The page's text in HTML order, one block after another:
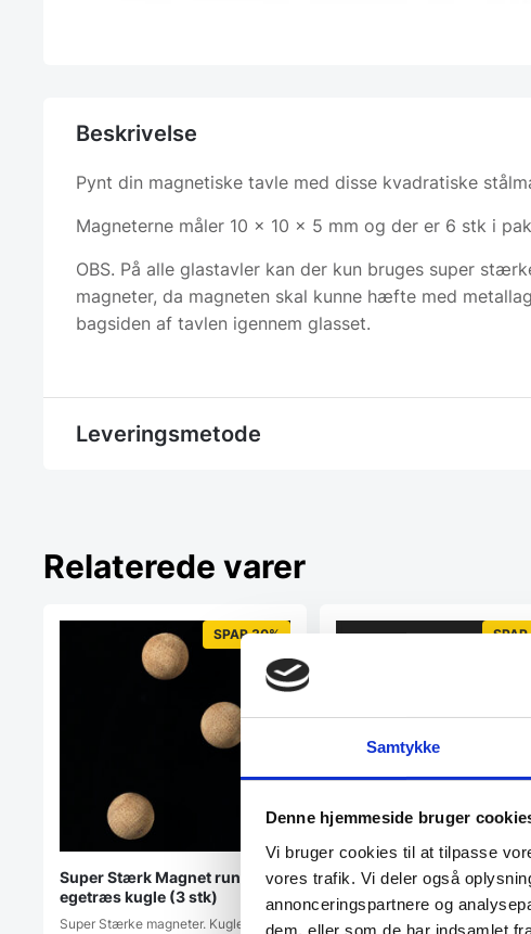
Samtykke
Denne hjemmeside bruger
Vi bruger cookies til at tilpasse
vores trafik. Vi deler også
annonceringspartnere og
dem, eller som de har indsamlet
Beskrivelse
Pynt din magnetiske tavle med disse kvadratiske
Magneterne måler 10 x 10 x 5 mm og der er 6 stk i
OBS. På alle glastavler kan der kun bruges super
magneter, da magneten skal kunne hæfte med
bagsiden af tavlen igennem glasset.
Leveringsmetode
Relaterede varer
SPAR 30%
Super Stærk Magnet rund
egetræs kugle (3 stk)
Super Stærke magneter. Kugle i
SPAR
Super Stærk Magnetisk
Bambus Boks
Super Stærk Magnetisk Bambus